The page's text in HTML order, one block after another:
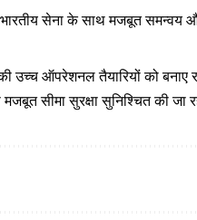
भारतीय सेना के साथ मजबूत समन्वय
उच्च ऑपरेशनल तैयारियों को
सीमा सुरक्षा सुनिश्चित की जा